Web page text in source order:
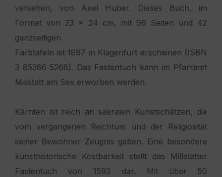
versehen, von Axel Huber. Dieses Buch, im
Format von 23 x 24 cm, mit 96 Seiten und 42
ganzseitigen
Farbtafeln ist 1987 in Klagenfurt erschienen (ISBN
3 85366 5268). Das Fastentuch kann im Pfarramt
Millstatt am See erworben werden.
Kärnten ist reich an sakralen Kunstschätzen, die
vom vergangenen Reichtum und der Religiosität
seiner Bewohner Zeugnis geben. Eine besondere
kunsthistorische Kostbarkeit stellt das Millstätter
Fastentuch von 1593 dar. Mit über 50